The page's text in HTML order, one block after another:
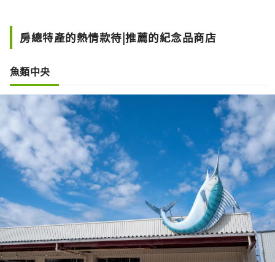
房總特產的熱情款待|推薦的紀念品商店
魚類中央